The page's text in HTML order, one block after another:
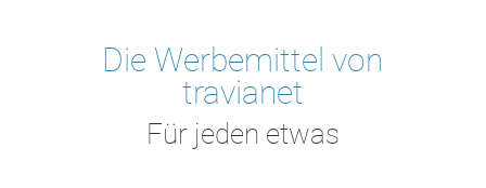
Die Werbemittel von
travianet
Für jeden etwas